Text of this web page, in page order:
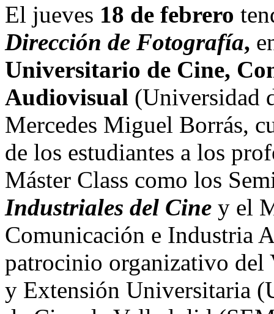
El jueves 18 de febrero
Dirección de Fotografía,
Universitario de Cine,
Audiovisual (Universidad
Mercedes Miguel Borrás,
de los estudiantes a los
Máster Class como los
Industriales del Cine y el
Comunicación e Industria
patrocinio organizativo del
y Extensión Universitaria